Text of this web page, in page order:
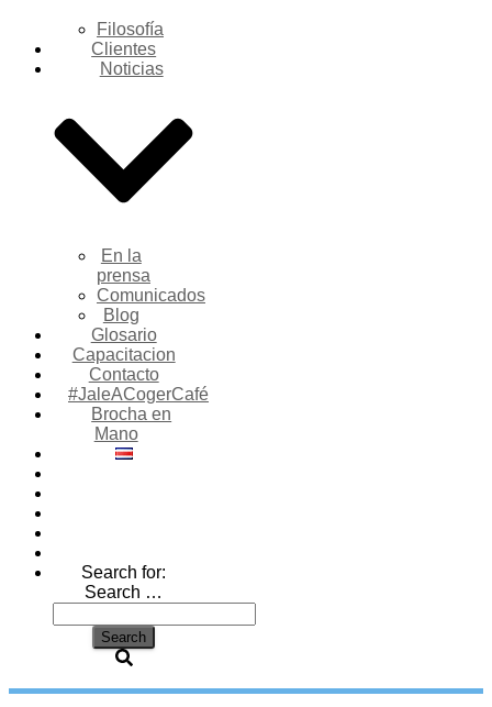
Filosofía
Clientes
Noticias
En la
prensa
Comunicados
Blog
Glosario
Capacitacion
Contacto
#JaleACogerCafé
Brocha en
Mano
Search for:
Search …